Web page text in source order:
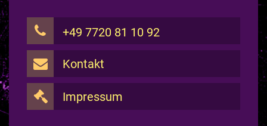
+49 7720 81 10 92
Kontakt
Impressum